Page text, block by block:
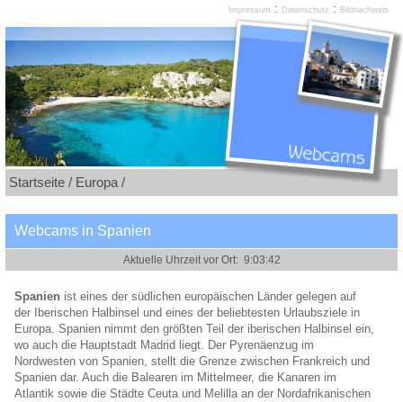
Startseite / Europa /
Webcams in Spanien
Spanien ist eines der südlichen europäischen Länder gelegen auf
der Iberischen Halbinsel und eines der beliebtesten Urlaubsziele in
Europa. Spanien nimmt den größten Teil der iberischen Halbinsel ein,
wo auch die Hauptstadt Madrid liegt. Der Pyrenäenzug im
Nordwesten von Spanien, stellt die Grenze zwischen Frankreich und
Spanien dar. Auch die Balearen im Mittelmeer, die Kanaren im
Atlantik sowie die Städte Ceuta und Melilla an der Nordafrikanischen
Impressum : Datenschutz : Bildnachweis